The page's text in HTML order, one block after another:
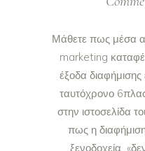
Μάθετε πως μέσα
marketing
έξοδα
ταυτόχρονο
στην ιστοσελίδα
πως η
ξενοδοχεία